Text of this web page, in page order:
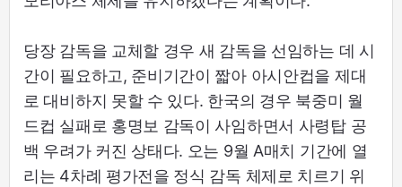
당장 감독을 교체할 경우 새 감독을 선임하는 데 시
간이 필요하고, 준비기간이 짧아 아시안컵을 제대
로 대비하지 못할 수 있다. 한국의 경우 북중미 월
드컵 실패로 홍명보 감독이 사임하면서 사령탑 공
백 우려가 커진 상태다. 오는 9월 A매치 기간에 열
리는 4차례 평가전을 정식 감독 체제로 치르기 위